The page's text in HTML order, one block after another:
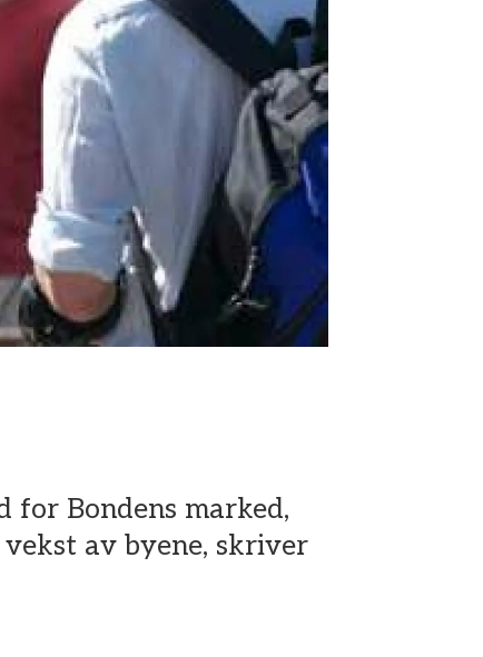
Bondens marked,
av byene, skriver